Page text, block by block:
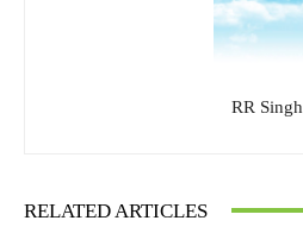
RR Singh
RELATED ARTICLES